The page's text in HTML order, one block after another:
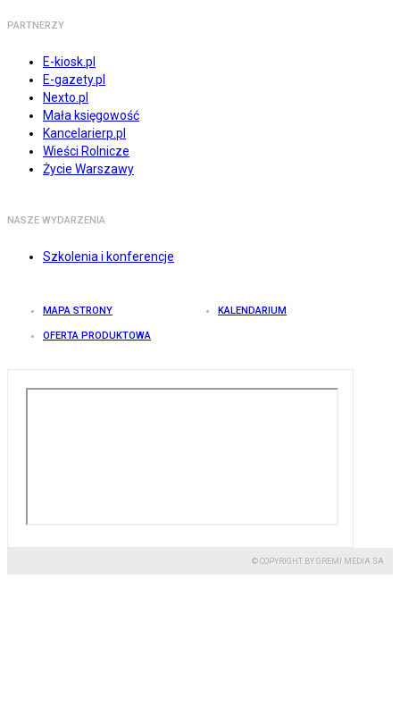
PARTNERZY
E-kiosk.pl
E-gazety.pl
Nexto.pl
Mała księgowość
Kancelarierp.pl
Wieści Rolnicze
Życie Warszawy
NASZE WYDARZENIA
Szkolenia i konferencje
MAPA STRONY KALENDARIUM
OFERTA PRODUKTOWA
© COPYRIGHT BY GREMI MEDIA SA